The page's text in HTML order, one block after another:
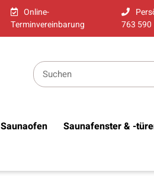
Online-
Terminvereinbarung
763 590
Saunaofen Saunafenster & -